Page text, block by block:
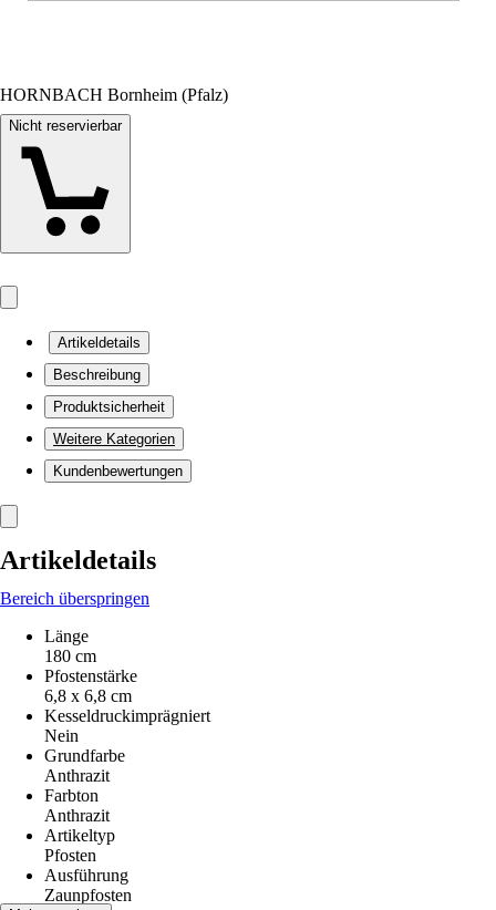
HORNBACH Bornheim (Pfalz)
Nicht reservierbar
Artikeldetails
Beschreibung
Produktsicherheit
Weitere Kategorien
Kundenbewertungen
Artikeldetails
Bereich überspringen
Länge
180 cm
Pfostenstärke
6,8 x 6,8 cm
Kesseldruckimprägniert
Nein
Grundfarbe
Anthrazit
Farbton
Anthrazit
Artikeltyp
Pfosten
Ausführung
Zaunpfosten